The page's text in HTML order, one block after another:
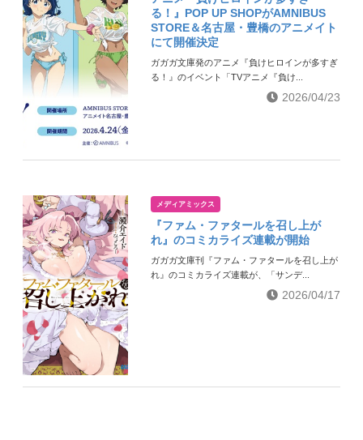
る！』POP UP SHOPがAMNIBUS
STORE＆名古屋・豊橋のアニメイト
にて開催決定
ガガガ文庫発のアニメ『負けヒロインが多すぎ
る！』のイベント「TVアニメ『負け...
2026/04/23
メディアミックス
『ファム・ファタールを召し上が
れ』のコミカライズ連載が開始
ガガガ文庫刊『ファム・ファタールを召し上が
れ』のコミカライズ連載が、「サンデ...
2026/04/17